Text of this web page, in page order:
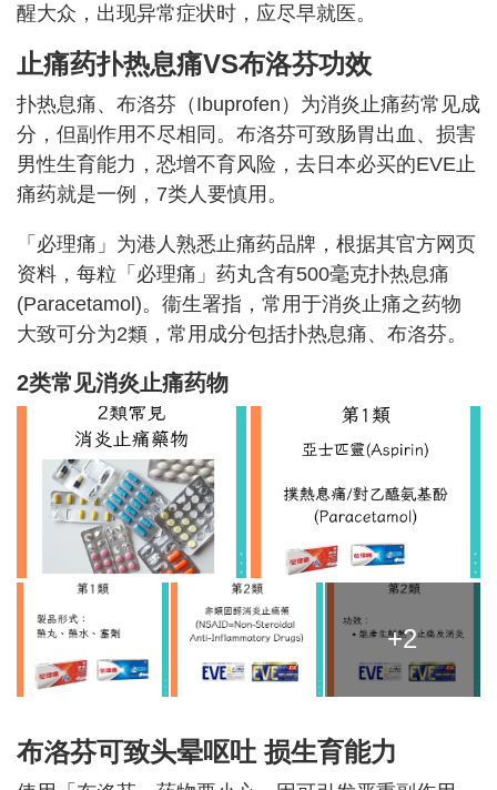
醒大众，出现异常症状时，应尽早就医。
止痛药扑热息痛VS布洛芬功效
扑热息痛、布洛芬（Ibuprofen）为消炎止痛药常见成
分，但副作用不尽相同。布洛芬可致肠胃出血、损害
男性生育能力，恐增不育风险，去日本必买的EVE止
痛药就是一例，7类人要慎用。
「必理痛」为港人熟悉止痛药品牌，根据其官方网页
资料，每粒「必理痛」药丸含有500毫克扑热息痛
(Paracetamol)。衞生署指，常用于消炎止痛之药物
大致可分为2類，常用成分包括扑热息痛、布洛芬。
2类常见消炎止痛药物
+2
布洛芬可致头晕呕吐 损生育能力